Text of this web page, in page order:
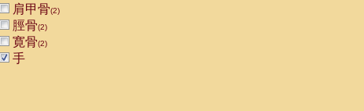
肩甲骨(2)
脛骨(2)
寛骨(2)
手